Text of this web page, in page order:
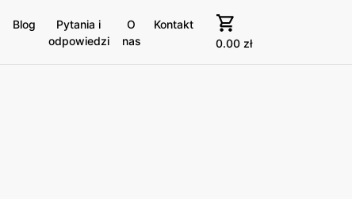
Blog
Pytania i
odpowiedzi
O
nas
Kontakt
0.00 zł